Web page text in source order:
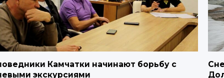
Камчатки начинают борьбу с
экскурсиями